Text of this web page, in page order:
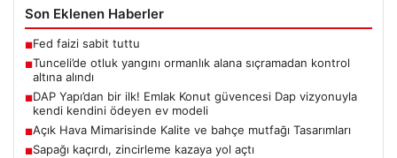
Son Eklenen Haberler
■Fed faizi sabit tuttu
■Tunceli’de otluk yangını ormanlık alana sıçramadan kontrol
altına alındı
■DAP Yapı’dan bir ilk! Emlak Konut güvencesi Dap vizyonuyla
kendi kendini ödeyen ev modeli
■Açık Hava Mimarisinde Kalite ve bahçe mutfağı Tasarımları
■Sapağı kaçırdı, zincirleme kazaya yol açtı